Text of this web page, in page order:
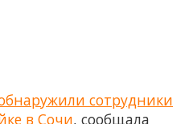
сотрудники
в Сочи, сообщала